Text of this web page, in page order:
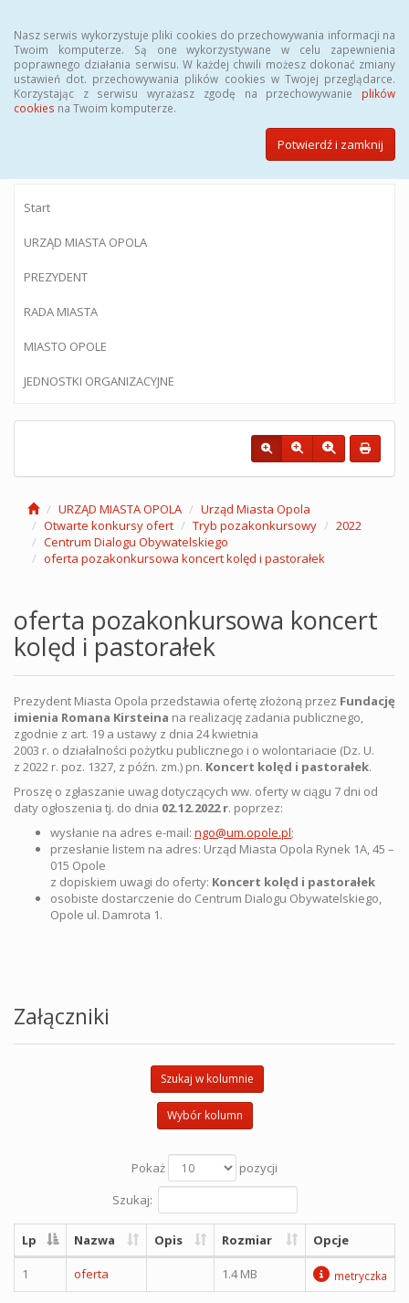
Nasz serwis wykorzystuje pliki cookies do przechowywania informacji na
Twoim komputerze. Są one wykorzystywane w celu zapewnienia
poprawnego działania serwisu. W każdej chwili możesz dokonać zmiany
ustawień dot. przechowywania plików cookies w Twojej przeglądarce.
Korzystając z serwisu wyrażasz zgodę na przechowywanie plików
cookies na Twoim komputerze.
Potwierdź i zamknij
BIULETYN INFORMACJI PUBLICZNEJ
Urzędu Miasta Opola
Start
URZĄD MIASTA OPOLA
PREZYDENT
RADA MIASTA
MIASTO OPOLE
JEDNOSTKI ORGANIZACYJNE
URZĄD MIASTA OPOLA
Urząd Miasta Opola
Otwarte konkursy ofert
Tryb pozakonkursowy
2022
Centrum Dialogu Obywatelskiego
oferta pozakonkursowa koncert kolęd i pastorałek
oferta pozakonkursowa koncert
kolęd i pastorałek
Prezydent Miasta Opola przedstawia ofertę złożoną przez Fundację
imienia Romana Kirsteina na realizację zadania publicznego,
zgodnie z art. 19 a ustawy z dnia 24 kwietnia
2003 r. o działalności pożytku publicznego i o wolontariacie (Dz. U.
z 2022 r. poz. 1327, z późn. zm.) pn. Koncert kolęd i pastorałek.
Proszę o zgłaszanie uwag dotyczących ww. oferty w ciągu 7 dni od
daty ogłoszenia tj. do dnia 02.12.2022 r. poprzez:
wysłanie na adres e-mail: ngo@um.opole.pl;
przesłanie listem na adres: Urząd Miasta Opola Rynek 1A, 45 –
015 Opole
z dopiskiem uwagi do oferty: Koncert kolęd i pastorałek
osobiste dostarczenie do Centrum Dialogu Obywatelskiego,
Opole ul. Damrota 1.
Załączniki
Szukaj w kolumnie
Wybór kolumn
Pokaż
pozycji
Szukaj:
Lp Nazwa Opis Rozmiar Opcje
1 oferta 1.4 MB metryczka